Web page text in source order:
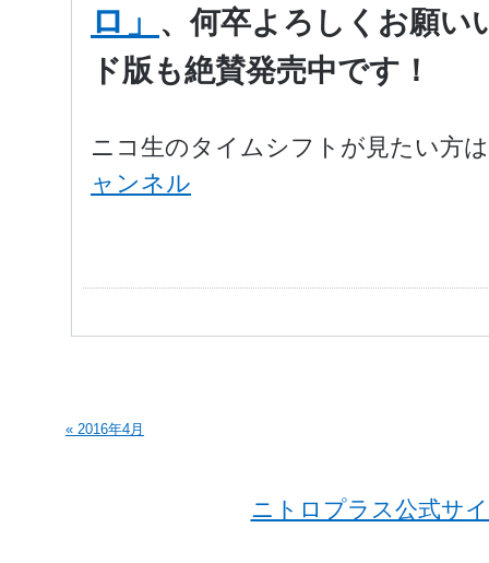
ロ」 、何卒よろしくお願い
ド版も絶賛発売中です！
ニコ生のタイムシフトが見たい方
ャンネル
« 2016年4月
ニトロプラス公式サ